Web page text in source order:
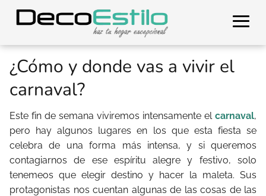
¿Cómo y donde vas a vivir el
carnaval?
Este fin de semana viviremos intensamente el carnaval,
pero hay algunos lugares en los que esta fiesta se
celebra de una forma más intensa, y si queremos
contagiarnos de ese espíritu alegre y festivo, solo
tenemeos que elegir destino y hacer la maleta. Sus
protagonistas nos cuentan algunas de las cosas de las